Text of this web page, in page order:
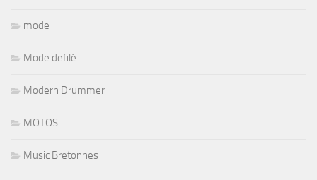
mode
Mode defilé
Modern Drummer
MOTOS
Music Bretonnes